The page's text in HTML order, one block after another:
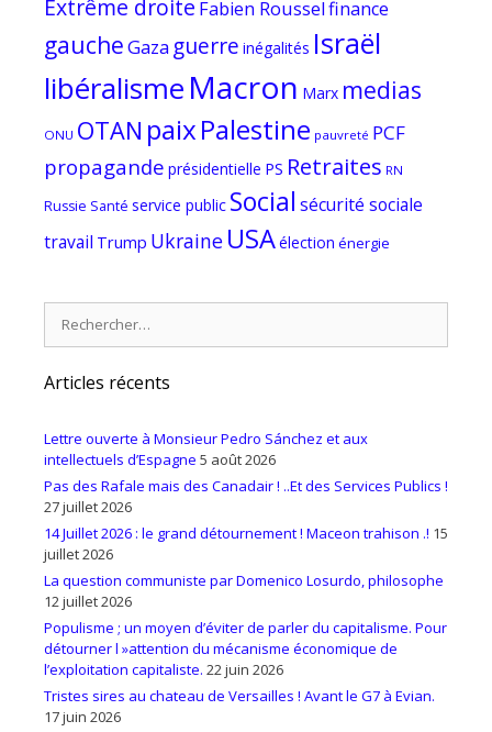
Extrême droite Fabien Rousselfinance
gaucheGaza guerre inégalités Israël
libéralismeMacron Marx medias
ONU OTAN paixPalestine pauvreté PCF
propagande présidentielle PS Retraites RN
Russie Santé service public Social sécurité sociale
travail Trump Ukraine USAélection énergie
Articles récents
Lettre ouverte à Monsieur Pedro Sánchez et aux
intellectuels d’Espagne 5 août 2026
Pas des Rafale mais des Canadair ! ..Et des Services Publics !
27 juillet 2026
14 Juillet 2026 : le grand détournement ! Maceon trahison .! 15
juillet 2026
La question communiste par Domenico Losurdo, philosophe
12 juillet 2026
Populisme ; un moyen d’éviter de parler du capitalisme. Pour
détourner l »attention du mécanisme économique de
l’exploitation capitaliste. 22 juin 2026
Tristes sires au chateau de Versailles ! Avant le G7 à Evian.
17 juin 2026